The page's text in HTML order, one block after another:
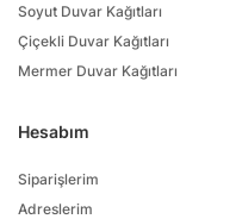
Soyut Duvar Kağıtları
Çiçekli Duvar Kağıtları
Mermer Duvar Kağıtları
Hesabım
Siparişlerim
Adreslerim